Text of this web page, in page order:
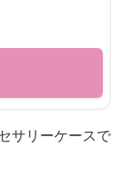
サリーケースで